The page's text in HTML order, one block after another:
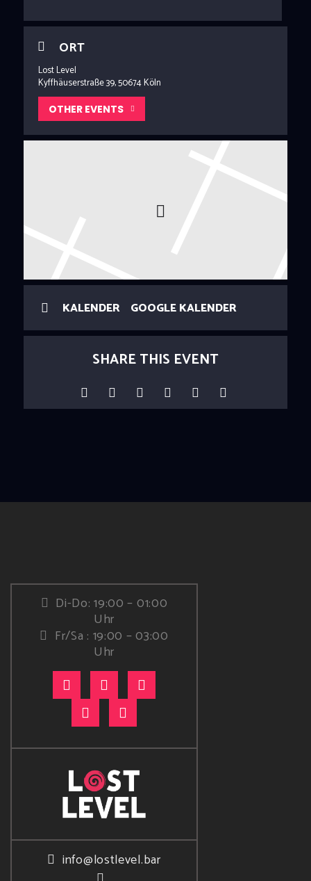
ORT
Lost Level
Kyffhäuserstraße 39, 50674 Köln
OTHER EVENTS
KALENDER GOOGLE KALENDER
SHARE THIS EVENT
Di-Do: 19:00 – 01:00
Uhr
Fr/Sa : 19:00 – 03:00
Uhr
info@lostlevel.bar